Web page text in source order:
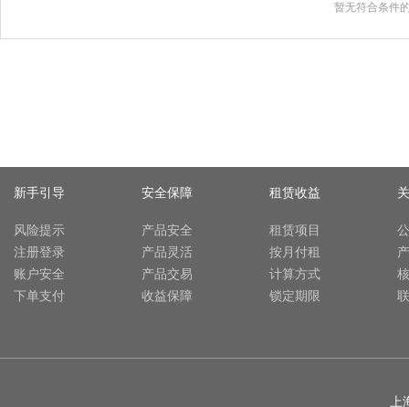
暂无符合条件
新手引导
风险提示
注册登录
账户安全
下单支付
安全保障
产品安全
产品灵活
产品交易
收益保障
租赁收益
租赁项目
按月付租
计算方式
锁定期限